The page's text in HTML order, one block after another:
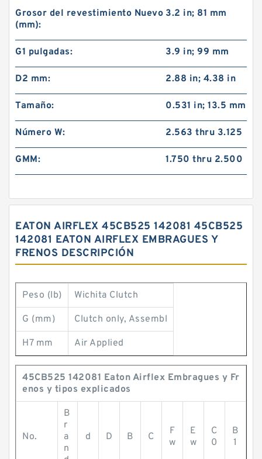
Grosor del revestimiento Nuevo
(mm):
3.2 in; 81 mm
G1 pulgadas: 3.9 in; 99 mm
D2 mm: 2.88 in; 4.38 in
Tamaño: 0.531 in; 13.5 mm
Número W: 2.563 thru 3.125
GMM: 1.750 thru 2.500
EATON AIRFLEX 45CB525 142081 45CB525
142081 EATON AIRFLEX EMBRAGUES Y
FRENOS DESCRIPCIÓN
Peso (lb) Wichita Clutch
G (mm) Clutch only, Assembl
H7 mm Air Applied
45CB525 142081 Eaton Airflex Embragues y Fr
enos y tipos explicados
No.
B
r
a
n
d D B C
F
w
E
w
C
0
B
1